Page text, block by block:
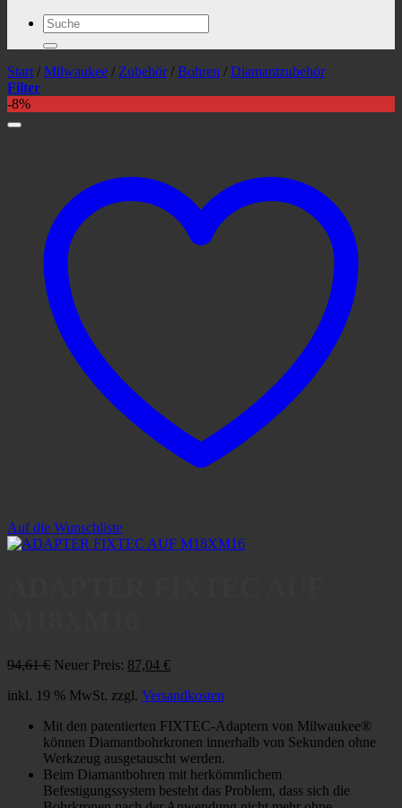
Suchen
nach:
Start / Milwaukee / Zubehör / Bohren / Diamantzubehör
Filter
-8%
Auf die Wunschliste
94,61€ Ursprünglicher
war:
Neuer Preis: 87,04 €Aktueller
ist:
inkl. 19 % MwSt. zzgl. Versandkosten
Mit den patentierten FIXTEC-Adaptern von Milwaukee®
können Diamantbohrkronen innerhalb von Sekunden ohne
Werkzeug ausgetauscht werden.
Beim Diamantbohren mit herkömmlichem
Befestigungssystem besteht das Problem, dass sich die